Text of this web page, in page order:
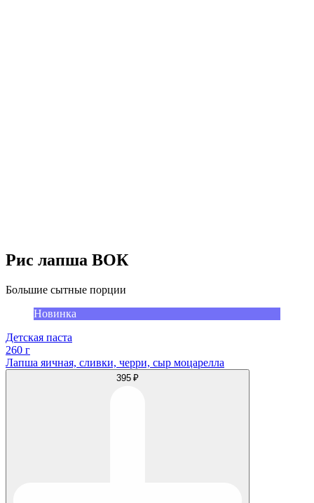
Рис лапша ВОК
Большие сытные порции
Новинка
Детская паста
260 г
Лапша яичная, сливки, черри, сыр моцарелла
395 ₽